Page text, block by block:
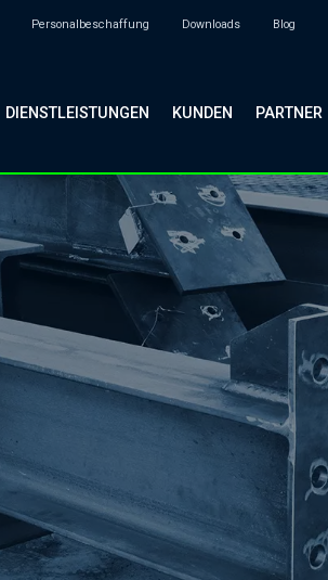
Personalbeschaffung Downloads Blog
DIENSTLEISTUNGEN KUNDEN PARTNER